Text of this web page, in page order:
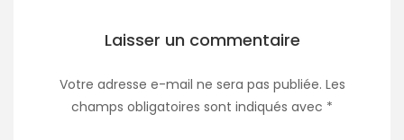
Laisser un commentaire
Votre adresse e-mail ne sera pas publiée. Les
champs obligatoires sont indiqués avec *